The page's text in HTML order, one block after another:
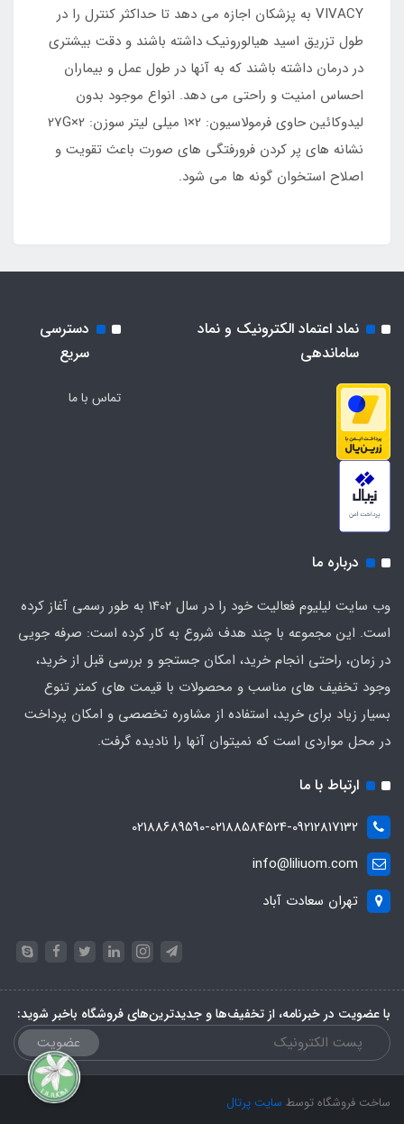
VIVACY به پزشکان اجازه می دهد تا حداکثر کنترل را در
طول تزریق اسید هیالورونیک داشته باشند و دقت بیشتری
در درمان داشته باشند که به آنها در طول عمل و بیماران
احساس امنیت و راحتی می دهد. انواع موجود بدون
لیدوکائین حاوی فرمولاسیون: 2×1 میلی لیتر سوزن: 2×27G
نشانه های پر کردن فرورفتگی های صورت باعث تقویت و
اصلاح استخوان گونه ها می شود.
نماد اعتماد الکترونیک و نماد
ساماندهی
دسترسی
سریع
تماس با ما
درباره ما
وب سایت لیلیوم فعالیت خود را در سال 1402 به طور رسمی آغاز کرده
است. این مجموعه با چند هدف شروع به کار کرده است: صرفه جویی
در زمان، راحتی انجام خرید، امکان جستجو و بررسی قبل از خرید،
وجود تخفیف های مناسب و محصولات با قیمت های کمتر تنوع
بسیار زیاد برای خرید، استفاده از مشاوره تخصصی و امکان پرداخت
در محل مواردی است که نمیتوان آنها را نادیده گرفت.
ارتباط با ما
02188689590-02188584524-09212817132
info@liliuom.com
تهران سعادت آباد
با عضویت در خبرنامه، از تخفیف‌ها و جدیدترین‌های فروشگاه باخبر شوید:
عضویت
ساخت فروشگاه توسط سایت پرتال